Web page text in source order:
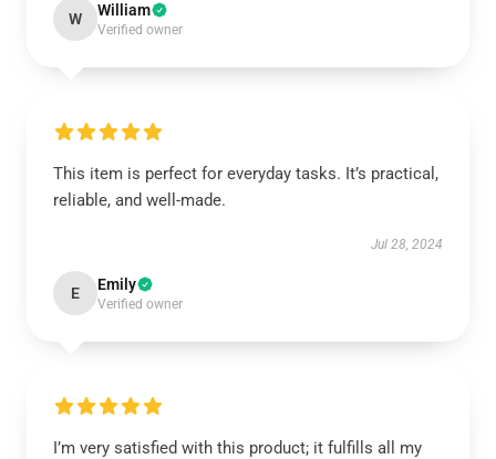
W William
Verified owner
This item is perfect for everyday tasks. It’s practical,
reliable, and well-made.
Jul 28, 2024
E Emily
Verified owner
I’m very satisfied with this product; it fulfills all my